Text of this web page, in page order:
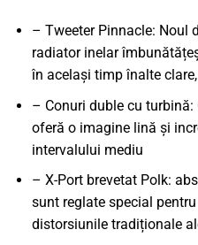
– Tweeter Pinnacle: Noul
radiator inelar
în același timp înalte
– Conuri duble cu turbină:
oferă o imagine lină și
intervalului mediu
– X-Port brevetat Polk:
sunt reglate special
distorsiunile tradiționale